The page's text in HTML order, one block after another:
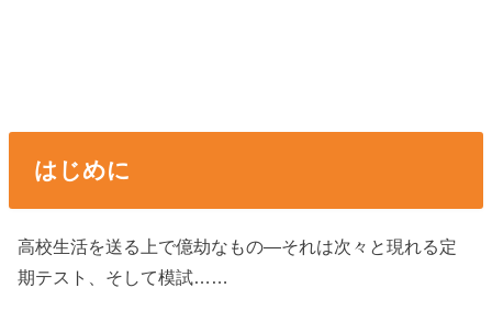
はじめに
高校生活を送る上で億劫なもの―それは次々と現れる定
期テスト、そして模試……